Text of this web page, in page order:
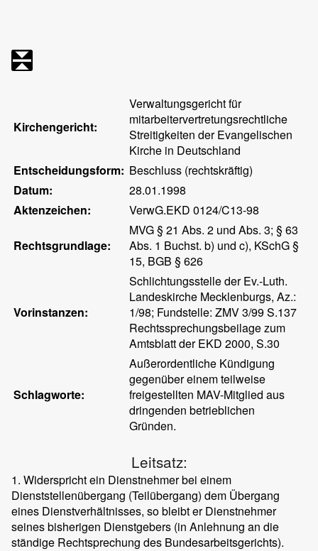
Kirchengericht:
Verwaltungsgericht für
mitarbeitervertretungsrechtliche
Streitigkeiten der Evangelischen
Kirche in Deutschland
Entscheidungsform: Beschluss (rechtskräftig)
Datum:
28.01.1998
Aktenzeichen:
VerwG.EKD 0124/C13-98
Rechtsgrundlage:
MVG § 21 Abs. 2 und Abs. 3; § 63
Abs. 1 Buchst. b) und c), KSchG §
15, BGB § 626
Vorinstanzen:
Schlichtungsstelle der Ev.-Luth.
Landeskirche Mecklenburgs, Az.:
1/98; Fundstelle: ZMV 3/99 S.137
Rechtssprechungsbeilage zum
Amtsblatt der EKD 2000, S.30
Schlagworte:
Außerordentliche Kündigung
gegenüber einem teilweise
freigestellten MAV-Mitglied aus
dringenden betrieblichen
Gründen.
Leitsatz:
1. Widerspricht ein Dienstnehmer bei einem
Dienststellenübergang (Teilübergang) dem Übergang
eines Dienstverhältnisses, so bleibt er Dienstnehmer
seines bisherigen Dienstgebers (in Anlehnung an die
ständige Rechtsprechung des Bundesarbeitsgerichts).